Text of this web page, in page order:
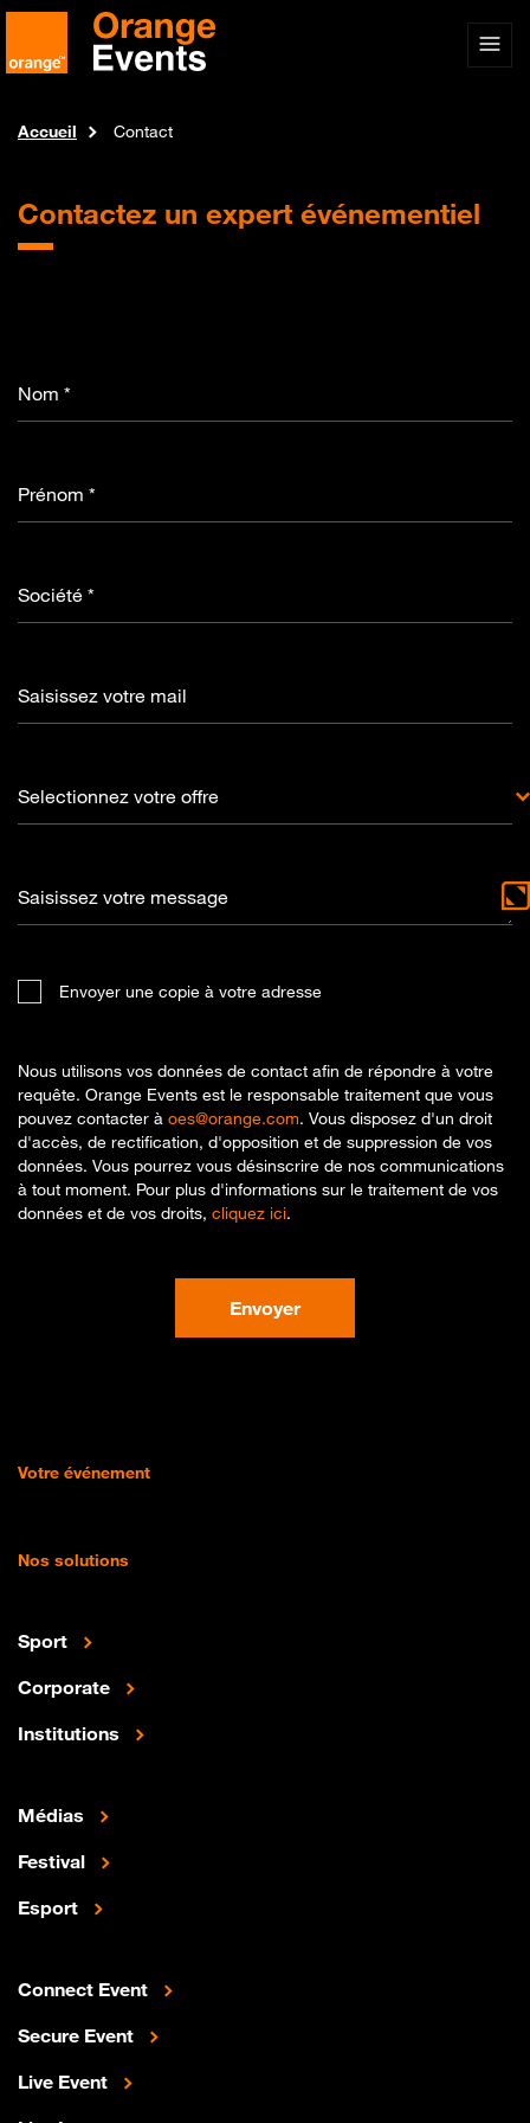
Accueil Contact
Contactez un expert événementiel
Nom *
Prénom *
Société *
Saisissez votre mail
Selectionnez votre offre
Saisissez votre message
Envoyer une copie à votre adresse
Nous utilisons vos données de contact afin de répondre à votre
requête. Orange Events est le responsable traitement que vous
pouvez contacter à oes@orange.com. Vous disposez d'un droit
d'accès, de rectification, d'opposition et de suppression de vos
données. Vous pourrez vous désinscrire de nos communications
à tout moment. Pour plus d'informations sur le traitement de vos
données et de vos droits, cliquez ici.
Envoyer
Votre événement
Nos solutions
Sport
Corporate
Institutions
Médias
Festival
Esport
Connect Event
Secure Event
Live Event